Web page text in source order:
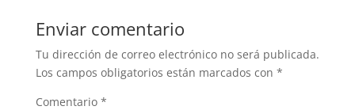
Enviar comentario
Tu dirección de correo electrónico no será publicada.
Los campos obligatorios están marcados con *
Comentario *